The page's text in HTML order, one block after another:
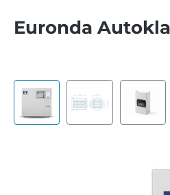
Euronda
Bildergalerie